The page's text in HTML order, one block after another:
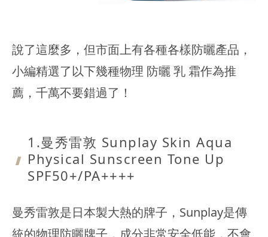
說了這麼多，但市面上有各種各樣防曬產品，
小編精選了以下幾種物理 防曬 乳 霜作為推
薦，千萬不要錯過了！
1.曼秀雷敦 Sunplay Skin Aqua
Physical Sunscreen Tone Up
SPF50+/PA++++
曼秀雷敦是日本製大熱的牌子，Sunplay是傳
統的物理防曬牌子，成分非常安全低能，不會